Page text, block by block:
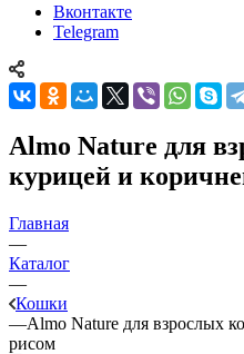
Вконтакте
Telegram
Almo Nature для
курицей и
Главная
—
Каталог
—
Кошки
—Almo Nature для взрослых
рисом